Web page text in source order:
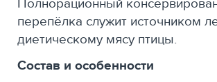
перепёлка служит источником
диетическому мясу птицы.
Состав и особенности